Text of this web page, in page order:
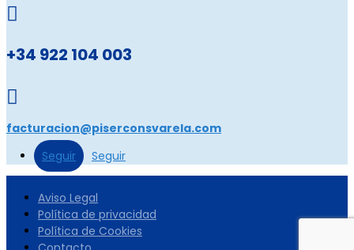

+34 922 104 003

facturacion@piserconsvarela.com
Seguir
Seguir
Aviso Legal
Política de privacidad
Política de Cookies